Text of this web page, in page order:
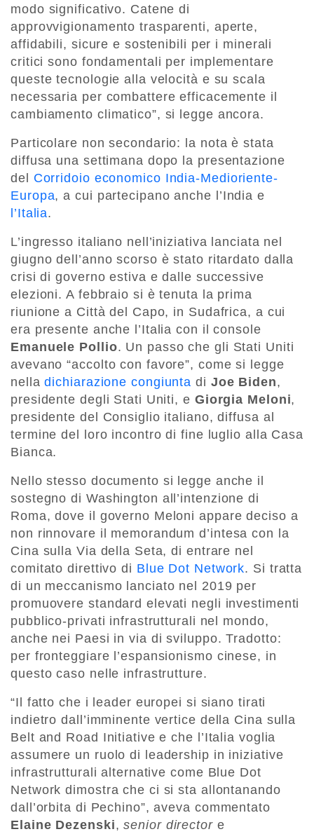
modo significativo. Catene di
approvvigionamento trasparenti, aperte,
affidabili, sicure e sostenibili per i minerali
critici sono fondamentali per implementare
queste tecnologie alla velocità e su scala
necessaria per combattere efficacemente il
cambiamento climatico”, si legge ancora.
Particolare non secondario: la nota è stata
diffusa una settimana dopo la presentazione
del Corridoio economico India-Medioriente-
Europa, a cui partecipano anche l’India e
l’Italia.
L’ingresso italiano nell’iniziativa lanciata nel
giugno dell’anno scorso è stato ritardato dalla
crisi di governo estiva e dalle successive
elezioni. A febbraio si è tenuta la prima
riunione a Città del Capo, in Sudafrica, a cui
era presente anche l’Italia con il console
Emanuele Pollio. Un passo che gli Stati Uniti
avevano “accolto con favore”, come si legge
nelladichiarazione congiunta di Joe Biden,
presidente degli Stati Uniti, e Giorgia Meloni,
presidente del Consiglio italiano, diffusa al
termine del loro incontro di fine luglio alla Casa
Bianca.
Nello stesso documento si legge anche il
sostegno di Washington all’intenzione di
Roma, dove il governo Meloni appare deciso a
non rinnovare il memorandum d’intesa con la
Cina sulla Via della Seta, di entrare nel
comitato direttivo di Blue Dot Network. Si tratta
di un meccanismo lanciato nel 2019 per
promuovere standard elevati negli investimenti
pubblico-privati infrastrutturali nel mondo,
anche nei Paesi in via di sviluppo. Tradotto:
per fronteggiare l’espansionismo cinese, in
questo caso nelle infrastrutture.
“Il fatto che i leader europei si siano tirati
indietro dall’imminente vertice della Cina sulla
Belt and Road Initiative e che l’Italia voglia
assumere un ruolo di leadership in iniziative
infrastrutturali alternative come Blue Dot
Network dimostra che ci si sta allontanando
dall’orbita di Pechino”, aveva commentato
Elaine Dezenski,senior directore